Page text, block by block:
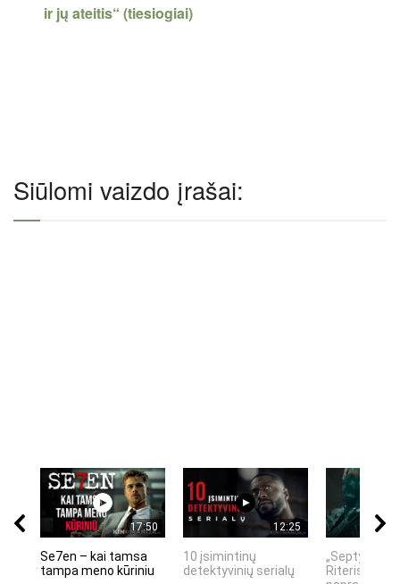
ir jų ateitis“ (tiesiogiai)
Siūlomi vaizdo įrašai:
17:50
Se7en – kai tamsa
tampa meno kūriniu
12:25
10 įsimintinų
detektyvinių serialų
„Septynių
Riteris" – kai